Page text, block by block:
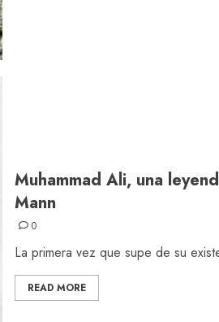
Muhammad Ali, una
Mann
0
La primera vez que supe de su
READ MORE